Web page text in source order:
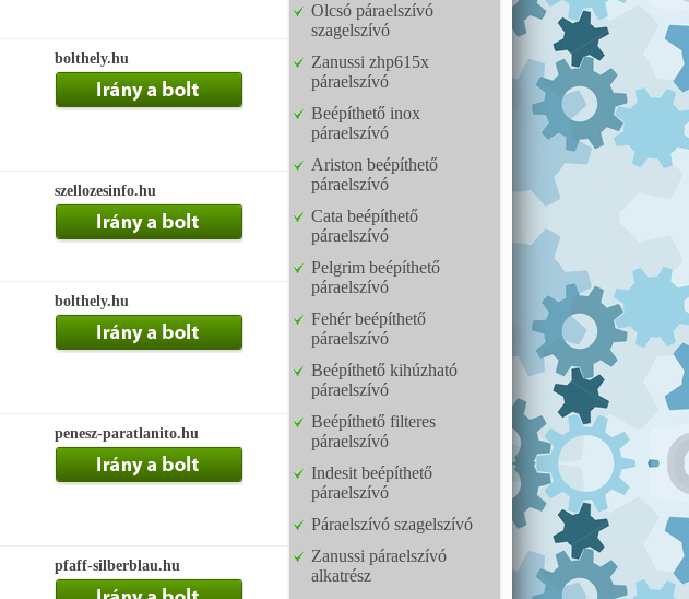
bolthely.hu
szellozesinfo.hu
bolthely.hu
penesz-paratlanito.hu
pfaff-silberblau.hu
Olcsó páraelszívó
szagelszívó
Zanussi zhp615x
páraelszívó
Beépíthető inox
páraelszívó
Ariston beépíthető
páraelszívó
Cata beépíthető
páraelszívó
Pelgrim beépíthető
páraelszívó
Fehér beépíthető
páraelszívó
Beépíthető kihúzható
páraelszívó
Beépíthető filteres
páraelszívó
Indesit beépíthető
páraelszívó
Páraelszívó szagelszívó
Zanussi páraelszívó
alkatrész